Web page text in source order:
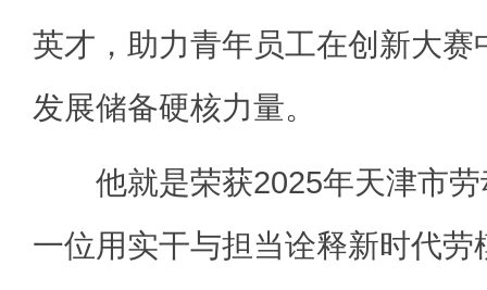
英才，助力青年员工在创新大赛
发展储备硬核力量。
他就是荣获2025年天津市劳
一位用实干与担当诠释新时代